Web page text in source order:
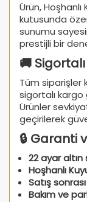
Ürün,
kutusunda
sunumu
prestijli bir
🚚
Tüm siparişler
sigortalı
Ürünler
geçirilerek
🔒 Garanti
22 ayar altın
Hoşhanlı
Satış
Bakım ve